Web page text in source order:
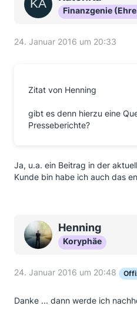
24. Januar 2016 um 20:33
Zitat von Henning
gibt es denn hierzu eine
Presseberichte?
Ja, u.a. ein Beitrag in der
Kunde bin habe ich auch das
Henning
Koryphäe
24. Januar 2016 um 20:48
Danke ... dann werde ich